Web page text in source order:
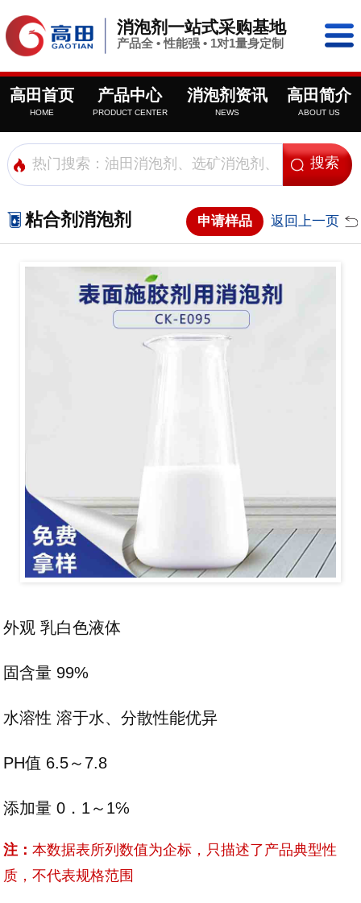
消泡剂一站式采购基地
产品全 • 性能强 • 1对1量身定制
高田首页
HOME
产品中心
PRODUCT CENTER
消泡剂资讯
NEWS
高田简介
ABOUT US
粘合剂消泡剂 申请样品 返回上一页
外观 乳白色液体
固含量 99%
水溶性 溶于水、分散性能优异
PH值 6.5～7.8
添加量 0．1～1℅
注：本数据表所列数值为企标，只描述了产品典型性
质，不代表规格范围